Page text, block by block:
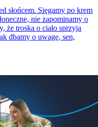
słońcem. Sięgamy po krem
nie zapominamy o
że troska o ciało sprzyja
dbamy o uwagę, sen,